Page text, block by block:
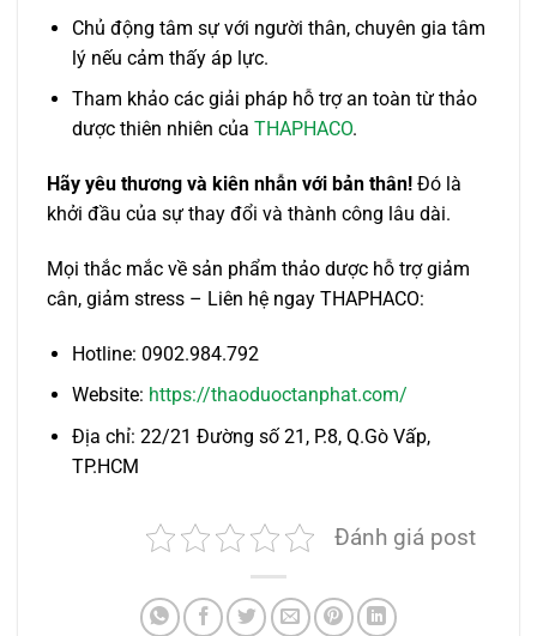
Chủ động tâm sự với người thân, chuyên gia tâm
lý nếu cảm thấy áp lực.
Tham khảo các giải pháp hỗ trợ an toàn từ thảo
dược thiên nhiên của THAPHACO.
Hãy yêu thương và kiên nhẫn với bản thân! Đó là
khởi đầu của sự thay đổi và thành công lâu dài.
Mọi thắc mắc về sản phẩm thảo dược hỗ trợ giảm
cân, giảm stress – Liên hệ ngay THAPHACO:
Hotline: 0902.984.792
Website: https://thaoduoctanphat.com/
Địa chỉ: 22/21 Đường số 21, P.8, Q.Gò Vấp,
TP.HCM
Đánh giá post